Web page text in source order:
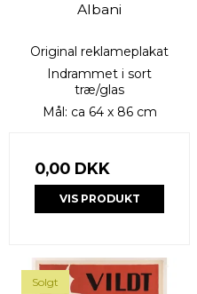
Albani
Original reklameplakat
Indrammet i sort
træ/glas
Mål: ca 64 x 86 cm
0,00 DKK
VIS PRODUKT
Solgt